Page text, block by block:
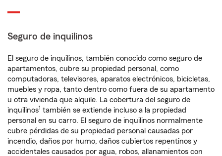
Seguro de inquilinos
El seguro de inquilinos, también conocido como seguro de
apartamentos, cubre su propiedad personal, como
computadoras, televisores, aparatos electrónicos, bicicletas,
muebles y ropa, tanto dentro como fuera de su apartamento
u otra vivienda que alquile. La cobertura del seguro de
inquilinos1 también se extiende incluso a la propiedad
personal en su carro. El seguro de inquilinos normalmente
cubre pérdidas de su propiedad personal causadas por
incendio, daños por humo, daños cubiertos repentinos y
accidentales causados por agua, robos, allanamientos con